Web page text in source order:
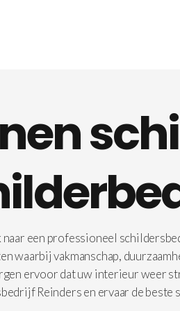
naar een professioneel
waarbij vakmanschap,
ervoor dat uw interieur weer
Reinders en ervaar de beste